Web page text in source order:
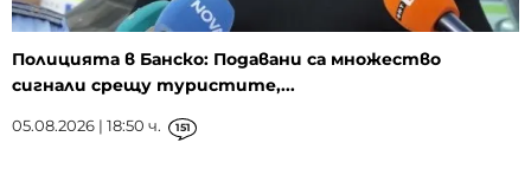
Полицията в Банско: Подавани са множество
сигнали срещу туристите,...
05.08.2026 | 18:50 ч. 151